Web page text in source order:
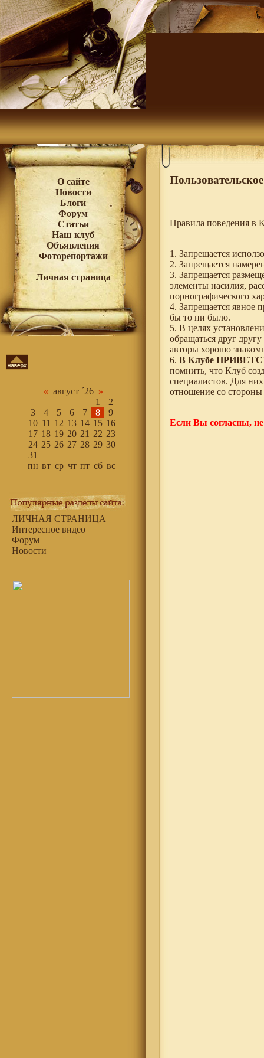
О сайте
Новости
Блоги
Форум
Статьи
Наш клуб
Объявления
Фоторепортажи
Личная страница
« август ´26 »
1
2
3
4 5 6 7 8
9
10 11 12 13 14 15 16
17 18 19 20 21 22 23
24 25 26 27 28 29 30
31
пн вт ср чт пт сб вс
ЛИЧНАЯ СТРАНИЦА
Интересное видео
Форум
Новости
Правила поведения в
1. Запрещается
2. Запрещается
3. Запрещается
элементы насилия,
порнографического
4. Запрещается явное
бы то ни было.
5. В целях
обращаться друг
авторы хорошо
6. В Клубе
помнить, что Клуб
специалистов. Для
отношение со
Если Вы согласны,